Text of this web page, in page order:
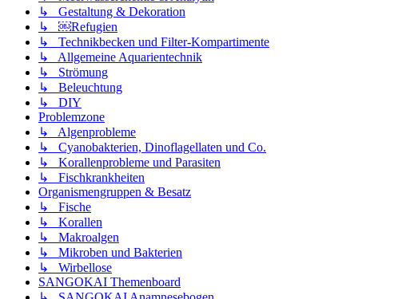
↳ Gestaltung & Dekoration
↳ ￼Refugien
↳ Technikbecken und Filter-Kompartimente
↳ Allgemeine Aquarientechnik
↳ Strömung
↳ Beleuchtung
↳ DIY
Problemzone
↳ Algenprobleme
↳ Cyanobakterien, Dinoflagellaten und Co.
↳ Korallenprobleme und Parasiten
↳ Fischkrankheiten
Organismengruppen & Besatz
↳ Fische
↳ Korallen
↳ Makroalgen
↳ Mikroben und Bakterien
↳ Wirbellose
SANGOKAI Themenboard